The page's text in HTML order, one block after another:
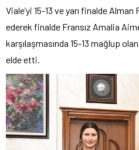
Viale’yi 15-13 ve yarı finalde
ederek finalde Fransız Amalia
karşılaşmasında 15-13 mağlup
elde etti.